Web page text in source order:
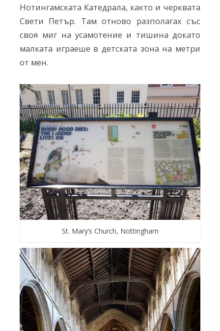
Нотингамската Катедрала, както и черквата
Свети Петър. Там отново разполагах със
своя миг на усамотение и тишина докато
малката играеше в детската зона на метри
от мен.
St. Mary’s Church, Nottingham